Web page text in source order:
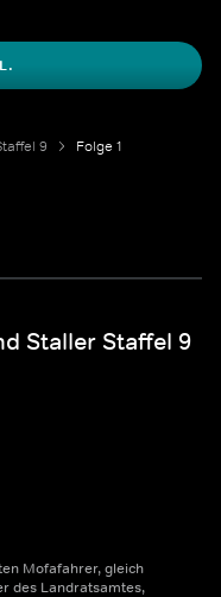
9 Folge 1
Staller Staffel 9
Mofafahrer, gleich
des Landratsamtes,